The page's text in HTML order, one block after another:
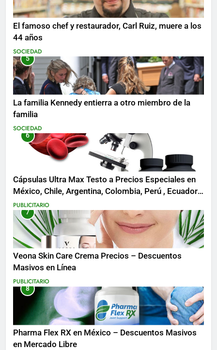
El famoso chef y restaurador, Carl Ruiz, muere a los
44 años
SOCIEDAD
5
La familia Kennedy entierra a otro miembro de la
familia
SOCIEDAD
6
Cápsulas Ultra Max Testo a Precios Especiales en
México, Chile, Argentina, Colombia, Perú , Ecuador,
Costa Rica y Más
PUBLICITARIO
7
Veona Skin Care Crema Precios – Descuentos
Masivos en Línea
PUBLICITARIO
8
Pharma Flex RX en México – Descuentos Masivos
en Mercado Libre